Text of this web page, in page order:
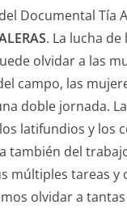
Documental Tía
. La lucha
olvidar a las
campo, las
doble jornada.
latifundios y los
también del
múltiples tareas y
olvidar a